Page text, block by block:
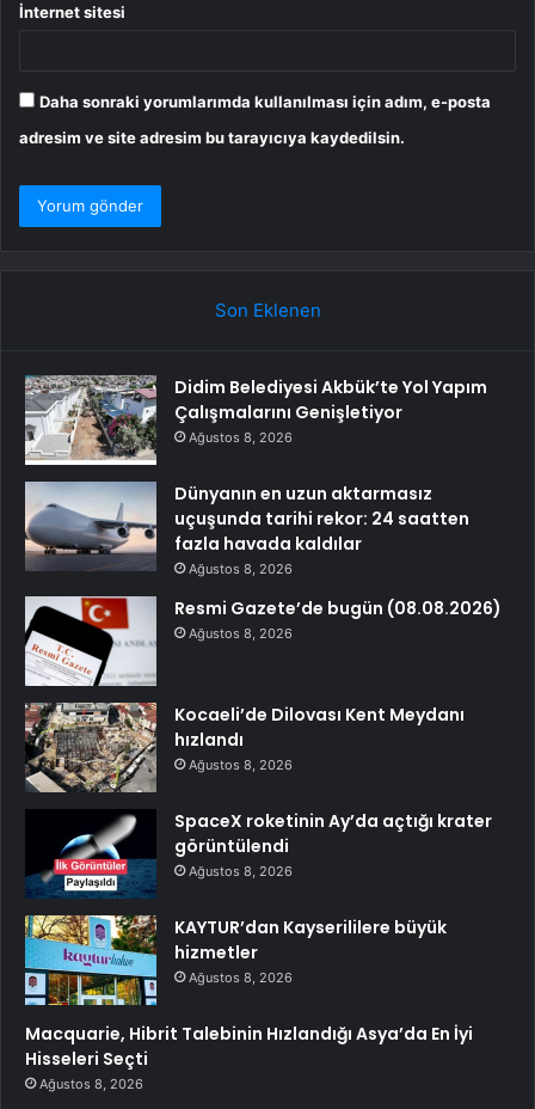
İnternet sitesi
Daha sonraki yorumlarımda kullanılması için adım, e-posta
adresim ve site adresim bu tarayıcıya kaydedilsin.
Son Eklenen
Didim Belediyesi Akbük’te Yol Yapım
Çalışmalarını Genişletiyor
Ağustos 8, 2026
Dünyanın en uzun aktarmasız
uçuşunda tarihi rekor: 24 saatten
fazla havada kaldılar
Ağustos 8, 2026
Resmi Gazete’de bugün (08.08.2026)
Ağustos 8, 2026
Kocaeli’de Dilovası Kent Meydanı
hızlandı
Ağustos 8, 2026
SpaceX roketinin Ay’da açtığı krater
görüntülendi
Ağustos 8, 2026
KAYTUR’dan Kayserililere büyük
hizmetler
Ağustos 8, 2026
Macquarie, Hibrit Talebinin Hızlandığı Asya’da En İyi
Hisseleri Seçti
Ağustos 8, 2026